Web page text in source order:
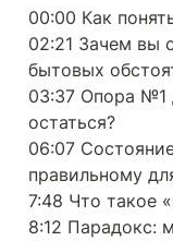
00:00 Как
02:21 Зачем вы
бытовых
03:37 Опора №1
остаться?
06:07
правильному
7:48 Что такое
8:12 Парадокс: